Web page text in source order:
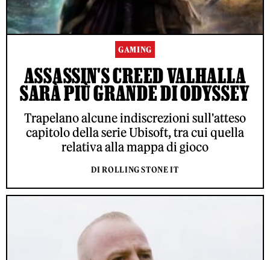
GAMING
ASSASSIN'S CREED VALHALLA
SARÀ PIÙ GRANDE DI ODYSSEY
Trapelano alcune indiscrezioni sull'atteso
capitolo della serie Ubisoft, tra cui quella
relativa alla mappa di gioco
DI ROLLING STONE IT